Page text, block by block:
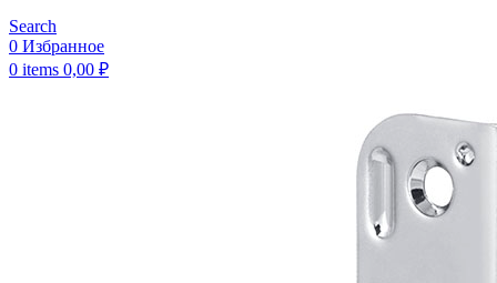
Search
0 Избранное
0 items 0,00 ₽